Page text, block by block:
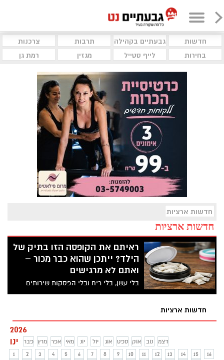
חדשות גבעתיים בקהילה תרבות
צרכנות
בחירות
לייף סטייל מגזין רמת גן
חדשות ארציות
חדשות ארציות
ראיתם את הקופסה הזו בתיק של
הילד? ייתכן שהוא כבר מכור –
ואתם לא מרגישים
בלי עשן, בלי ריח ובלי הפסקות שירותים
חשודות: שקיות הניקוטין הן ההתמכרות
בעמותת אל סם מזהירים: מדובר בתופעה
מסוכנת שמתפשטת במהירות בקרב בני נוער.
חדשות ארציות
2026
ינו
פבר מרץ אפר מאי יונ יול אוג ספט אוק נוב
דצמ
1
2 3 4 5 6 7 8 9 10 11 12 13 14 15
16